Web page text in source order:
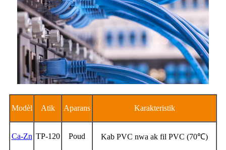
Modèl Atik Aparans Karakteristik
Ca-Zn TP-120 Poud Kab PVC nwa ak fil PVC (70℃)